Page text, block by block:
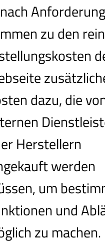
zu den
dazu, die
Herstellern
werden
um
und
zu